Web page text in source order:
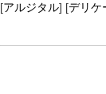
[アルジタル] [デリケ